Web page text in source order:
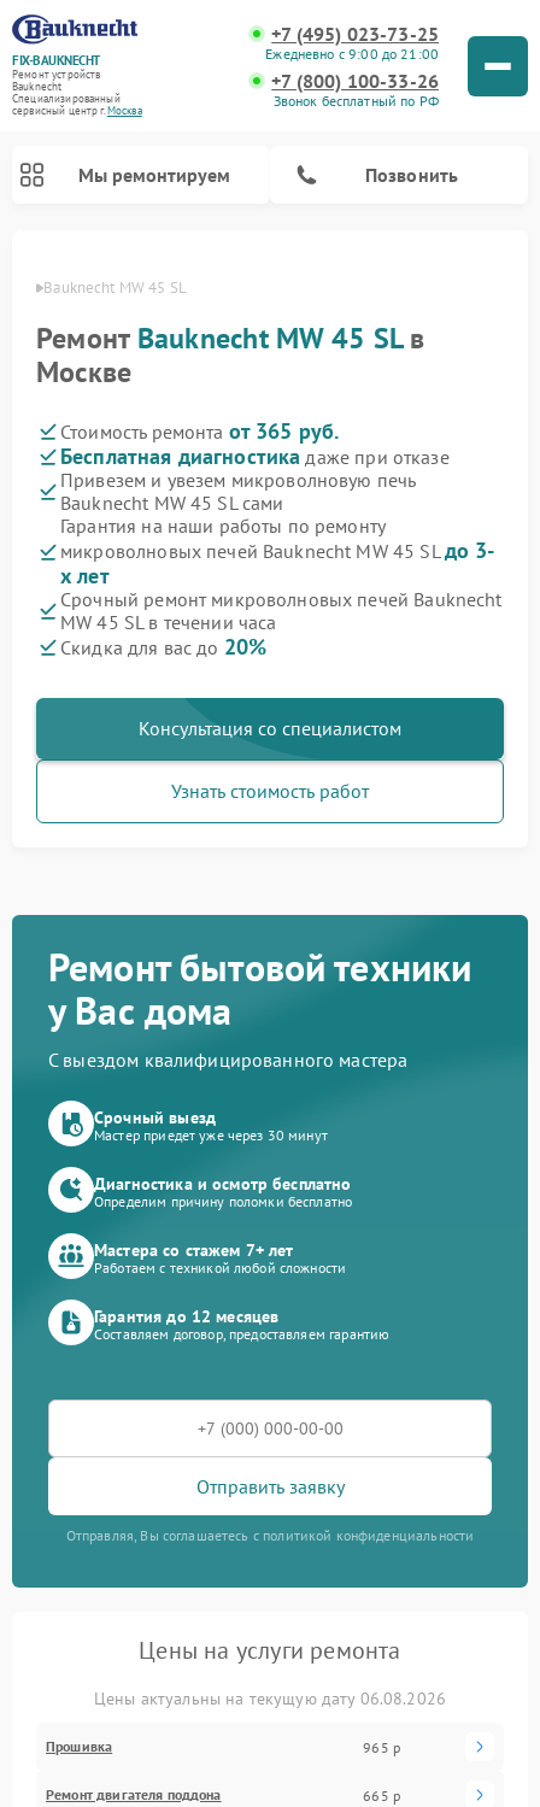
FIX-BAUKNECHT
Ремонт устройств
Bauknecht
Специализированный
cервисный центр г.Москва
+7 (495) 023-73-25
Ежедневно с 9:00 до 21:00
+7 (800) 100-33-26
Звонок бесплатный по РФ
Мы ремонтируем Позвонить
Bauknecht MW 45 SL
Ремонт Bauknecht MW 45 SLв
Москве
Стоимость ремонта от 365 руб.
Бесплатная диагностика даже при отказе
Привезем и увезем микроволновую печь
Bauknecht MW 45 SL сами
Гарантия на наши работы по ремонту
микроволновых печей Bauknecht MW 45 SLдо 3-
х лет
Срочный ремонт микроволновых печей Bauknecht
MW 45 SL в течении часа
Скидка для вас до 20%
Консультация со специалистом
Узнать стоимость работ
Ремонт бытовой техники
у Вас дома
С выездом квалифицированного мастера
Срочный выезд
Мастер приедет уже через 30 минут
Диагностика и осмотр бесплатно
Определим причину поломки бесплатно
Мастера со стажем 7+ лет
Работаем с техникой любой сложности
Гарантия до 12 месяцев
Составляем договор, предоставляем гарантию
Отправить заявку
Отправляя, Вы соглашаетесь с политикой конфиденциальности
Цены на услуги ремонта
Цены актуальны на текущую дату 06.08.2026
Прошивка 965 р
Ремонт двигателя поддона 665 р